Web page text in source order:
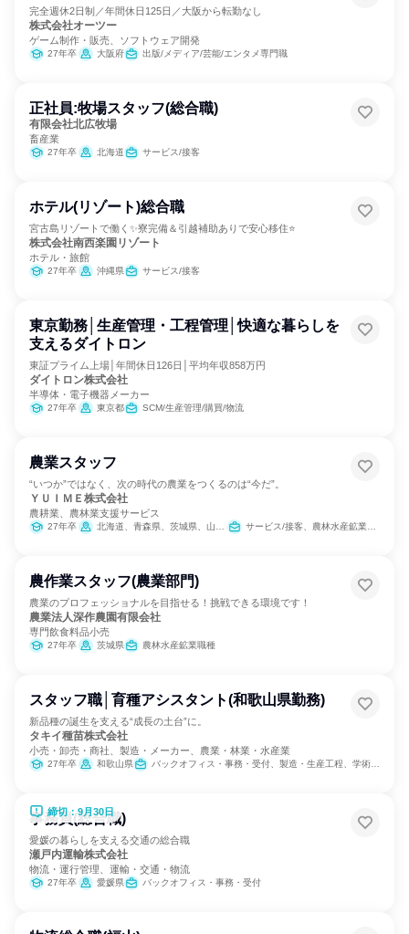
完全週休2日制／年間休日125日／大阪から転勤なし
株式会社オーツー
ゲーム制作・販売、ソフトウェア開発
27年卒 大阪府 出版/メディア/芸能/エンタメ専門職
正社員:牧場スタッフ(総合職)
有限会社北広牧場
畜産業
27年卒 北海道 サービス/接客
ホテル(リゾート)総合職
宮古島リゾートで働く✨寮完備＆引越補助ありで安心移住⭐
株式会社南西楽園リゾート
ホテル・旅館
27年卒 沖縄県 サービス/接客
東京勤務│生産管理・工程管理│快適な暮らしを
支えるダイトロン
東証プライム上場│年間休日126日│平均年収858万円
ダイトロン株式会社
半導体・電子機器メーカー
27年卒 東京都 SCM/生産管理/購買/物流
農業スタッフ
“いつか”ではなく、次の時代の農業をつくるのは“今だ”。
ＹＵＩＭＥ株式会社
農耕業、農林業支援サービス
27年卒 北海道、青森県、茨城県、山梨県、長野県、山口県、徳島県、愛媛県、高知県、福岡県、佐賀県、熊本県、宮崎県、鹿児島県、沖縄県 サービス/接客、農林水産鉱業職種
農作業スタッフ(農業部門)
農業のプロフェッショナルを目指せる！挑戦できる環境です！
農業法人深作農園有限会社
専門飲食料品小売
27年卒 茨城県 農林水産鉱業職種
スタッフ職│育種アシスタント(和歌山県勤務)
新品種の誕生を支える“成長の土台”に。
タキイ種苗株式会社
小売・卸売・商社、製造・メーカー、農業・林業・水産業
27年卒 和歌山県 バックオフィス・事務・受付、製造・生産工程、学術研究
締切：9月30日
事務員(総合職)
愛媛の暮らしを支える交通の総合職
瀬戸内運輸株式会社
物流・運行管理、運輸・交通・物流
27年卒 愛媛県 バックオフィス・事務・受付